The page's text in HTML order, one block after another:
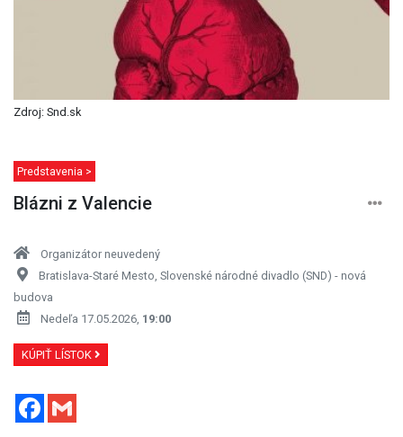
Zdroj: Snd.sk
Predstavenia >
Blázni z Valencie
Organizátor neuvedený
Bratislava-Staré Mesto, Slovenské národné divadlo (SND) - nová
budova
Nedeľa 17.05.2026, 19:00
KÚPIŤ LÍSTOK
Facebook